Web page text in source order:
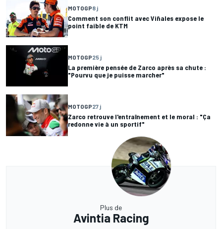
MOTOGP8 j
Comment son conflit avec Viñales expose le
point faible de KTM
MOTOGP25 j
La première pensée de Zarco après sa chute :
"Pourvu que je puisse marcher"
MOTOGP27 j
Zarco retrouve l'entraînement et le moral : "Ça
redonne vie à un sportif"
Plus de
Avintia Racing